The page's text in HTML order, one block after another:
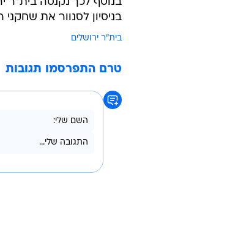
בניסיון לסנוור את
בית"ר ירושלים
טרם התפרסמו תגובות